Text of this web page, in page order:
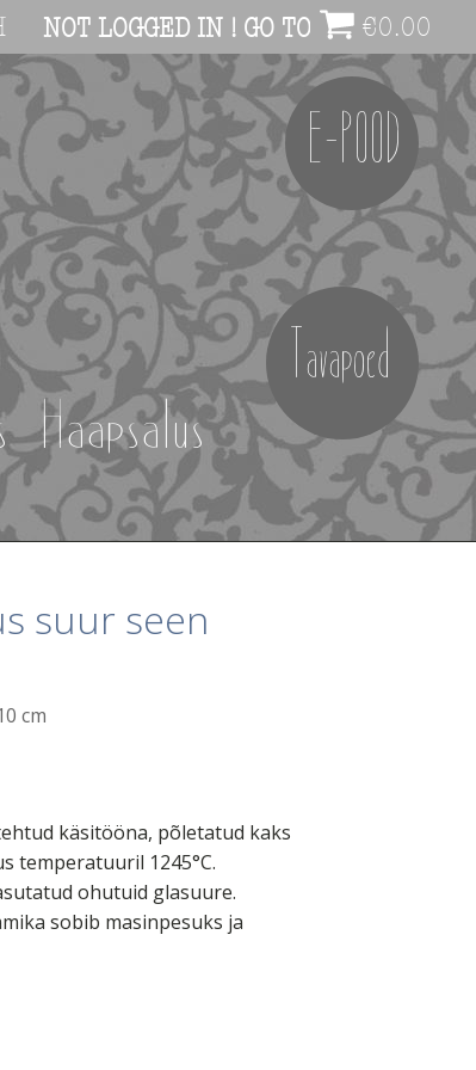
NOT LOGGED IN ! GO TO ACCOUNT
€0.00
Haapsalus
Tavapoed
E-POOD
suur seen
cm
käsitööna, põletatud kaks
temperatuuril 1245°C.
ohutuid glasuure.
sobib masinpesuks ja